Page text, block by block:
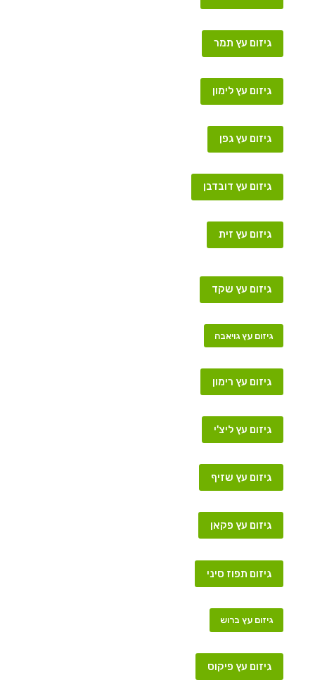
גיזום עץ תמר
גיזום עץ לימון
גיזום עץ גפן
גיזום עץ דובדבן
גיזום עץ זית
גיזום עץ שקד
גיזום עץ גויאבה
גיזום עץ רימון
גיזום עץ ליצ'י
גיזום עץ שזיף
גיזום עץ פקאן
גיזום תפוז סיני
גיזום עץ ברוש
גיזום עץ פיקוס